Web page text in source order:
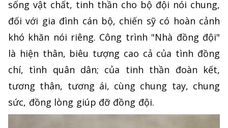
sống vật chất, tinh thần cho bộ đội nói chung,
đối với gia đình cán bộ, chiến sỹ có hoàn cảnh
khó khăn nói riêng. Công trình "Nhà đồng đội"
là hiện thân, biêu tượng cao cả của tình đồng
chí, tình quân dân; của tinh thần đoàn kết,
tương thân, tương ái, cùng chung tay, chung
sức, đồng lòng giúp đỡ đồng đội.